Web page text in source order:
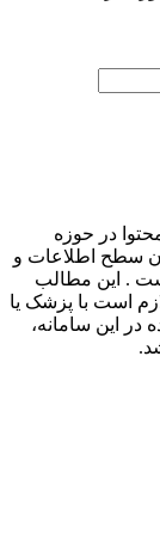
در حوزه
سطح اطلاعات و
. این مطالب
است با پزشک یا
این سامانه،